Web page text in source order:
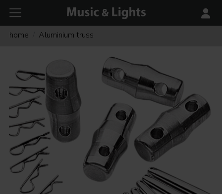
home Aluminium truss